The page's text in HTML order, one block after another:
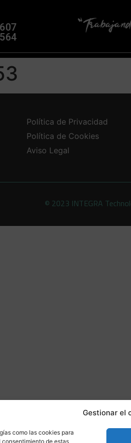
Gestionar el
como las cookies para
de estas
564
Política de Privacidad
Política de Cookies
Aviso Legal
© 2023 INTEGRA